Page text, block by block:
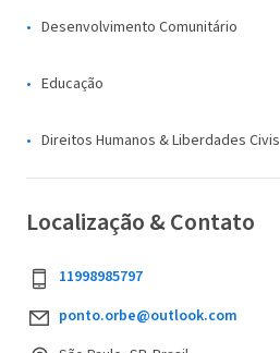
Desenvolvimento Comunitário
Educação
Direitos Humanos & Liberdades Civis
Localização & Contato
11998985797
ponto.orbe@outlook.com